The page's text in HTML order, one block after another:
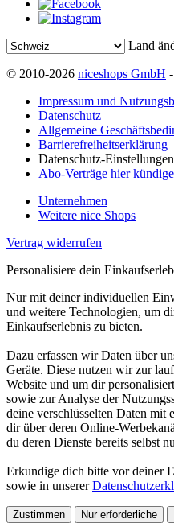
Land
© 2010-2026 niceshops GmbH
Impressum und
Datenschutz
Allgemeine
Barrierefreiheitserklärung
Datenschutz-Einstellungen
Abo-Verträge hier
Unternehmen
Weitere nice Shops
Vertrag widerrufen
Personalisiere dein
Nur mit deiner individuellen
und weitere Technologien, um
Einkaufserlebnis zu bieten.
Dazu erfassen wir Daten über
Geräte. Diese nutzen wir zur
Website und um dir
sowie zur Analyse der
deine verschlüsselten Daten mit
dir über deren Online-
du deren Dienste bereits selbst
Erkundige dich bitte vor deiner
sowie in unserer
Zustimmen Nur erforderliche